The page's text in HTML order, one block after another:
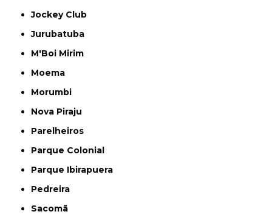
Jockey Club
Jurubatuba
M'Boi Mirim
Moema
Morumbi
Nova Piraju
Parelheiros
Parque Colonial
Parque Ibirapuera
Pedreira
Sacomã